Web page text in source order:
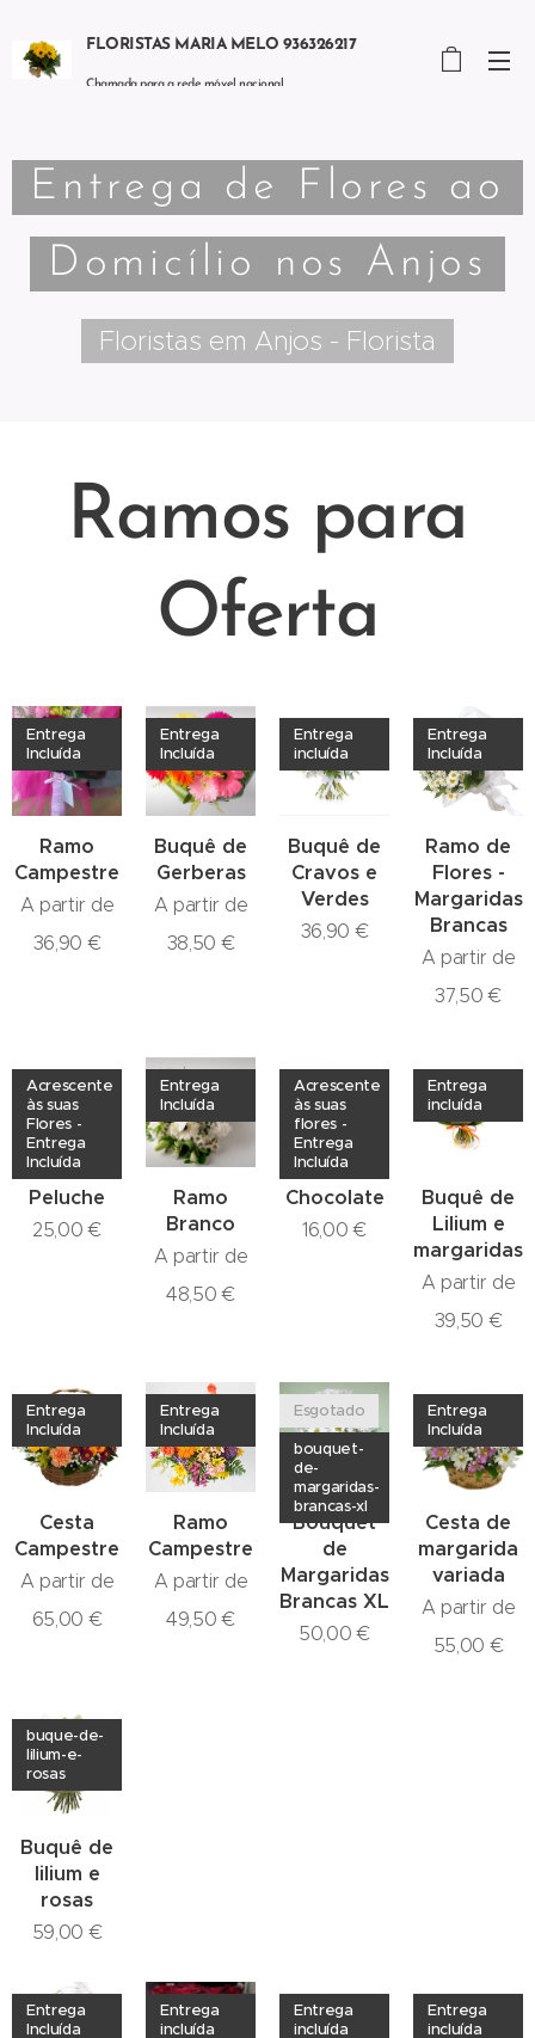
FLORISTAS MARIA MELO 936326217
Chamada para a rede móvel nacional
Entrega de Flores ao
Domicílio nos Anjos
Floristas em Anjos - Florista
Ramos para
Oferta
Ramo
Campestre
Entrega
Incluída
A partir de
36,90 €
Buquê de
Gerberas
Entrega
Incluída
A partir de
38,50 €
Buquê de
Cravos e
Verdes
Entrega
incluída
36,90 €
Ramo de
Flores -
Margaridas
Brancas
Entrega
Incluída
A partir de
37,50 €
Peluche
Acrescente
às suas
Flores -
Entrega
Incluída
25,00 €
Ramo
Branco
Entrega
Incluída
A partir de
48,50 €
Chocolate
Acrescente
às suas
flores -
Entrega
Incluída
16,00 €
Buquê de
Lilium e
margaridas
Entrega
incluída
A partir de
39,50 €
Cesta
Campestre
Entrega
Incluída
A partir de
65,00 €
Ramo
Campestre
Entrega
Incluída
A partir de
49,50 €
Bouquet
de
Margaridas
Brancas XL
Esgotado
bouquet-
de-
margaridas-
brancas-xl
50,00 €
Cesta de
margarida
variada
Entrega
Incluída
A partir de
55,00 €
Buquê de
lilium e
rosas
buque-de-
lilium-e-
rosas
59,00 €
Entrega
Incluída
Entrega
incluída
Entrega
incluída
Entrega
incluída